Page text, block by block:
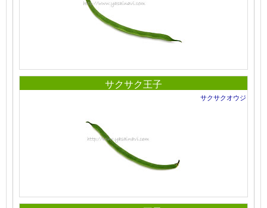
サクサク王子
サクサクオウジ